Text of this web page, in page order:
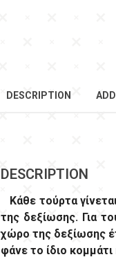
DESCRIPTION
DESCRIPTION
Κάθε τούρτα
της δεξίωσης. Για
χώρο της δεξίωσης
φάνε το ίδιο